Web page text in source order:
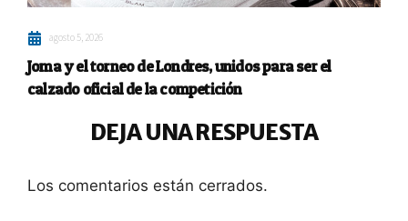
agosto 5, 2026
Joma y el torneo de Londres, unidos para ser el
calzado oficial de la competición
DEJA UNA RESPUESTA
Los comentarios están cerrados.